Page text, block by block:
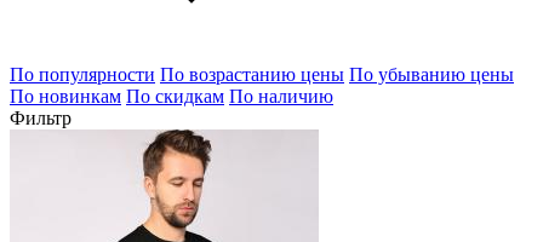
По популярности По возрастанию цены По убыванию цены
По новинкам По скидкам По наличию
Фильтр